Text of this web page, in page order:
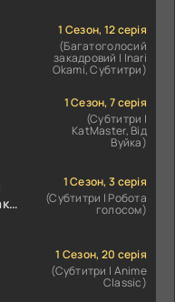
1 Сезон, 12 серія
(Багатоголосий
закадровий | Inari
Okami, Субтитри)
1 Сезон, 7 серія
(Субтитри |
KatMaster, Від
Вуйка)
1 Сезон, 3 серія
(Субтитри | Робота
голосом)
1 Сезон, 20 серія
(Субтитри | Anime
Classic)